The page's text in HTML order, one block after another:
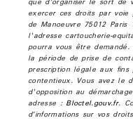
exercer ces droits par
de Manoeuvre 75012
l'adresse cartoucherie-
pourra vous être
la période de prise de
prescription légale aux
contentieux. Vous avez le
d'opposition au
adresse : Bloctel.gouv.fr.
d’informations sur vos